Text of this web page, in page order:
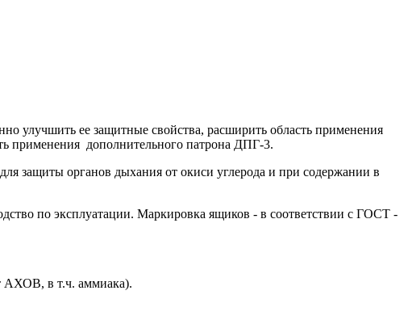
улучшить ее защитные свойства, расширить область применения
применения дополнительного патрона ДПГ-3.
защиты органов дыхания от окиси углерода и при содержании в
по эксплуатации. Маркировка ящиков - в соответствии с ГОСТ -
АХОВ, в т.ч. аммиака).